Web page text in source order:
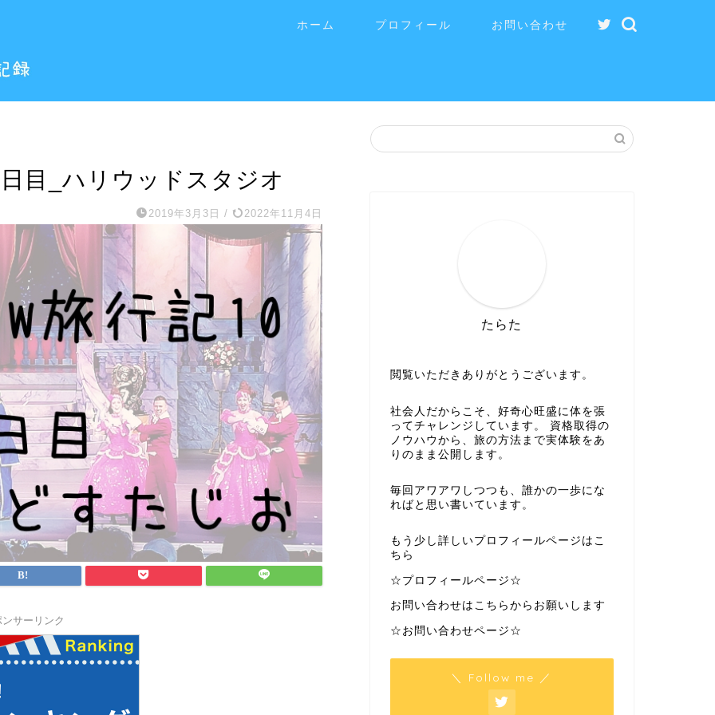
ホーム プロフィール お問い合わせ
目_ハリウッドスタジオ
2019年3月3日 / 2022年11月4日
サーリンク
たらた
閲覧いただきありがとうございます。
社会人だからこそ、好奇心旺盛に体を張
ってチャレンジしています。 資格取得の
ノウハウから、旅の方法まで実体験をあ
りのまま公開します。
毎回アワアワしつつも、誰かの一歩にな
ればと思い書いています。
もう少し詳しいプロフィールページはこ
ちら
☆プロフィールページ☆
お問い合わせはこちらからお願いします
☆お問い合わせページ☆
＼ Follow me ／